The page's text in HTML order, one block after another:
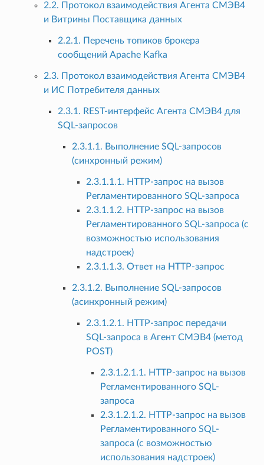
2.2. Протокол взаимодействия Агента СМЭВ4
и Витрины Поставщика данных
2.2.1. Перечень топиков брокера
сообщений Apache Kafka
2.3. Протокол взаимодействия Агента СМЭВ4
и ИС Потребителя данных
2.3.1. REST-интерфейс Агента СМЭВ4 для
SQL-запросов
2.3.1.1. Выполнение SQL-запросов
(синхронный режим)
2.3.1.1.1. HTTP-запрос на вызов
Регламентированного SQL-запроса
2.3.1.1.2. HTTP-запрос на вызов
Регламентированного SQL-запроса (с
возможностью использования
надстроек)
2.3.1.1.3. Ответ на HTTP-запрос
2.3.1.2. Выполнение SQL-запросов
(асинхронный режим)
2.3.1.2.1. HTTP-запрос передачи
SQL-запроса в Агент СМЭВ4 (метод
POST)
2.3.1.2.1.1. HTTP-запрос на вызов
Регламентированного SQL-
запроса
2.3.1.2.1.2. HTTP-запрос на вызов
Регламентированного SQL-
запроса (с возможностью
использования надстроек)